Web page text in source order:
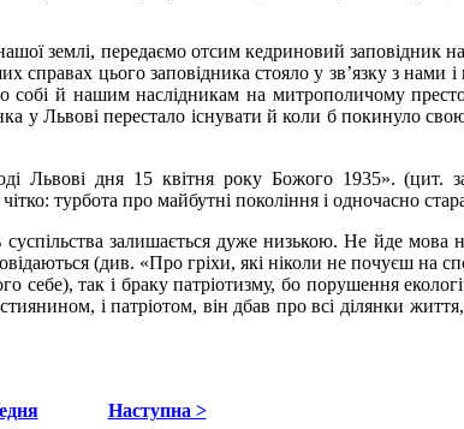
землі, передаємо отсим кедриновий заповідник
цього заповідника стояло у зв’язку з
собі й нашим наслідникам на митрополичому
Львові перестало існувати й коли б покинуло
Львові дня 15 квітня року Божого 1935».
турбота про майбутні покоління і одночасно
залишається дуже низькою. Не йде мова
(див. «Про гріхи, які ніколи не почуєш на
так і браку патріотизму, бо порушення
і патріотом, він дбав про всі ділянки
Наступна >